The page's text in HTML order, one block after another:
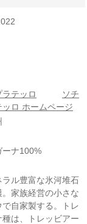
テッロ
ソチ
ロ ホームページ
ーナ100%
ル豊富な氷河堆石
家族経営の小さな
自家製する。トレ
は、トレッビアー